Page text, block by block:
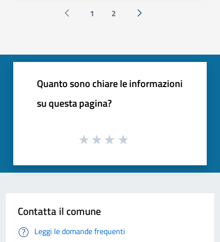
Pagina precedente
1 2 Successiva »
Quanto sono chiare le informazioni
su questa pagina?
Contatta il comune
Leggi le domande frequenti